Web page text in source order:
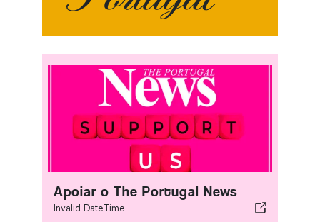
Apoiar o The Portugal News
Invalid DateTime